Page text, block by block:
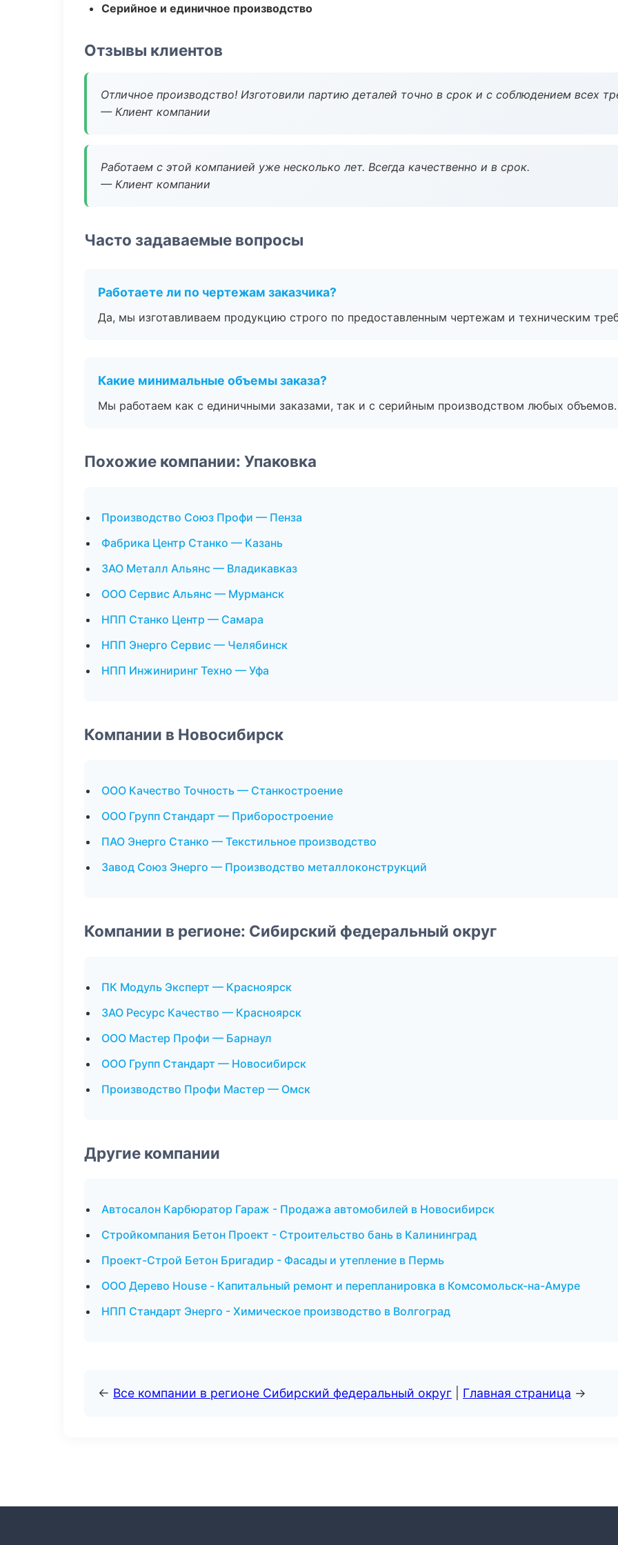
Серийное и единичное производство
Отзывы клиентов
Отличное производство! Изготовили партию деталей точно в срок и с соблюдением всех
— Клиент компании
Работаем с этой компанией уже несколько лет. Всегда качественно и в срок.
— Клиент компании
Часто задаваемые вопросы
Работаете ли по чертежам заказчика?
Да, мы изготавливаем продукцию строго по предоставленным чертежам и техническим
Какие минимальные объемы заказа?
Мы работаем как с единичными заказами, так и с серийным производством любых объемов.
Похожие компании: Упаковка
Производство Союз Профи — Пенза
Фабрика Центр Станко — Казань
ЗАО Металл Альянс — Владикавказ
ООО Сервис Альянс — Мурманск
НПП Станко Центр — Самара
НПП Энерго Сервис — Челябинск
НПП Инжиниринг Техно — Уфа
Компании в Новосибирск
ООО Качество Точность — Станкостроение
ООО Групп Стандарт — Приборостроение
ПАО Энерго Станко — Текстильное производство
Завод Союз Энерго — Производство металлоконструкций
Компании в регионе: Сибирский федеральный округ
ПК Модуль Эксперт — Красноярск
ЗАО Ресурс Качество — Красноярск
ООО Мастер Профи — Барнаул
ООО Групп Стандарт — Новосибирск
Производство Профи Мастер — Омск
Другие компании
Автосалон Карбюратор Гараж - Продажа автомобилей в Новосибирск
Стройкомпания Бетон Проект - Строительство бань в Калининград
Проект-Строй Бетон Бригадир - Фасады и утепление в Пермь
ООО Дерево House - Капитальный ремонт и перепланировка в Комсомольск-на-Амуре
НПП Стандарт Энерго - Химическое производство в Волгоград
← Все компании в регионе Сибирский федеральный округ Главная страница →